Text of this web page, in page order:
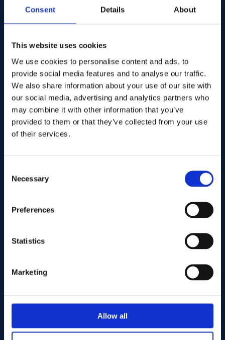
Consent Details About
This website uses cookies
We use cookies to personalise content and ads, to
provide social media features and to analyse our traffic.
We also share information about your use of our site with
our social media, advertising and analytics partners who
may combine it with other information that you’ve
provided to them or that they’ve collected from your use
of their services.
Selection
Necessary
Preferences
Statistics
Marketing
Allow all
Viestisi
Associerade produkter